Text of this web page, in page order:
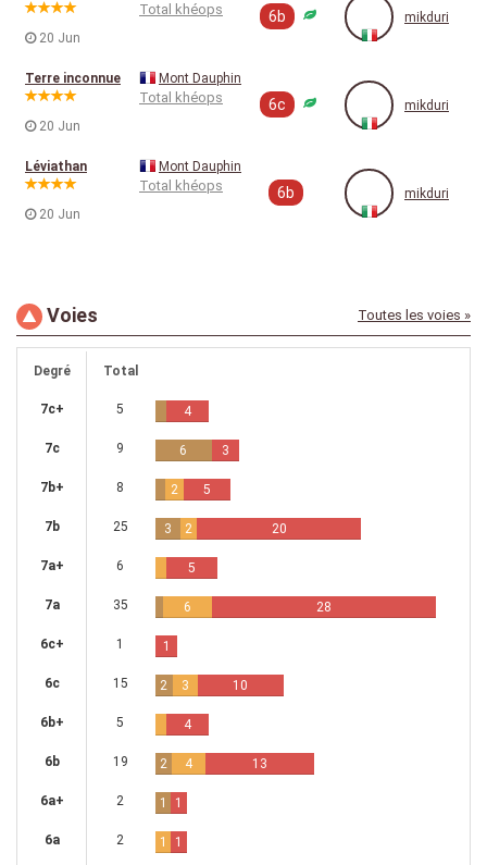
20 Jun
Total khéops 6b mikduri
Terre inconnue
20 Jun
Mont Dauphin
Total khéops 6c mikduri
Léviathan
20 Jun
Mont Dauphin
Total khéops 6b mikduri
Voies Toutes les voies »
Degré Total
7c+ 5 4
7c 9 6 3
7b+ 8 2 5
7b 25 3 2 20
7a+ 6 5
7a 35 6 28
6c+ 1 1
6c 15 2 3 10
6b+ 5 4
6b 19 2 4 13
6a+ 2 1 1
6a 2 1 1